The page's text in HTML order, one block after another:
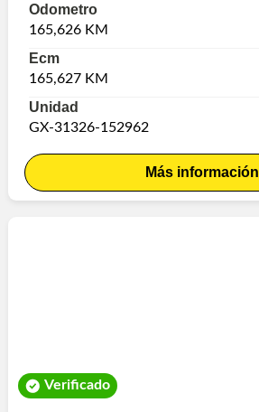
Odometro
165,626 KM
Ecm
165,627 KM
Unidad
GX-31326-152962
Más información
Verificado